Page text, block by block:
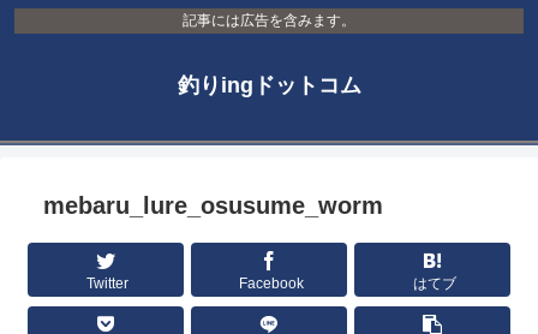
記事には広告を含みます。
釣りingドットコム
mebaru_lure_osusume_worm
Twitter Facebook はてブ